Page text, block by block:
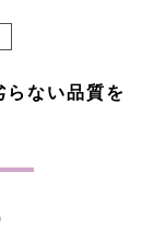
らない品質を